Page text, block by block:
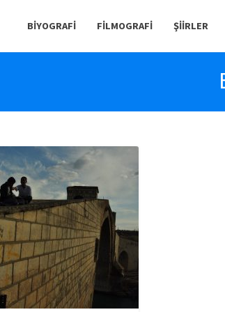
BIYOGRAFI FILMOGRAFI ŞIIRLER